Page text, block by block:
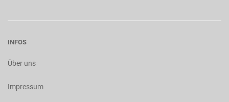
INFOS
Über uns
Impressum